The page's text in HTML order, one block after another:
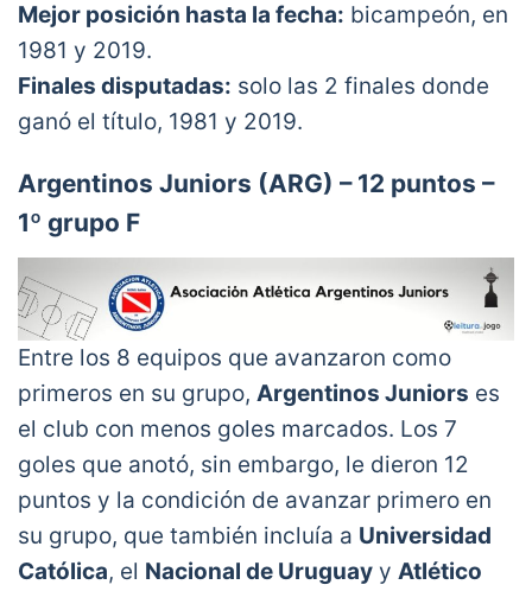
Mejor posición hasta la fecha: bicampeón, en
1981 y 2019.
Finales disputadas: solo las 2 finales donde
ganó el título, 1981 y 2019.
Argentinos Juniors (ARG) – 12 puntos –
1º grupo F
Entre los 8 equipos que avanzaron como
primeros en su grupo, Argentinos Juniors es
el club con menos goles marcados. Los 7
goles que anotó, sin embargo, le dieron 12
puntos y la condición de avanzar primero en
su grupo, que también incluía a Universidad
Católica, el Nacional de Uruguay y Atlético